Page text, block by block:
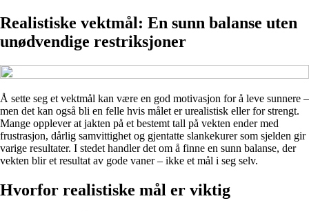
Realistiske vektmål: En sunn balanse uten
unødvendige restriksjoner
Å sette seg et vektmål kan være en god motivasjon for å leve sunnere –
men det kan også bli en felle hvis målet er urealistisk eller for strengt.
Mange opplever at jakten på et bestemt tall på vekten ender med
frustrasjon, dårlig samvittighet og gjentatte slankekurer som sjelden gir
varige resultater. I stedet handler det om å finne en sunn balanse, der
vekten blir et resultat av gode vaner – ikke et mål i seg selv.
Hvorfor realistiske mål er viktig